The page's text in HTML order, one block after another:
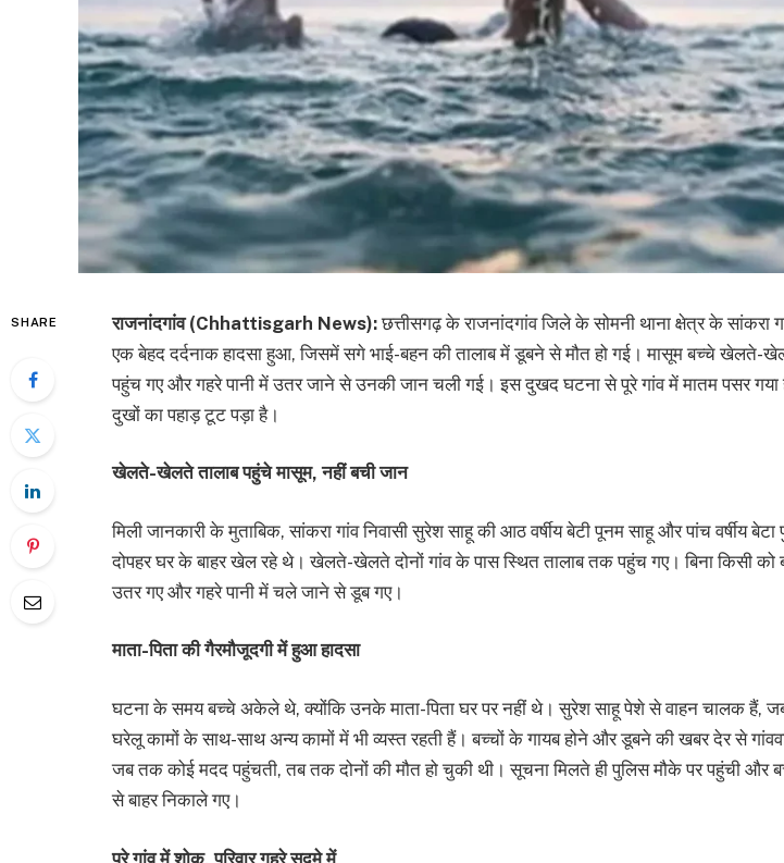
SHARE राजनांदगांव (Chhattisgarh News):छत्तीसगढ़ के राजनांदगांव जिले के सोमनी थाना क्षेत्र के सांकरा
एक बेहद दर्दनाक हादसा हुआ, जिसमें सगे भाई-बहन की तालाब में डूबने से मौत हो गई। मासूम बच्चे खेलते-
पहुंच गए और गहरे पानी में उतर जाने से उनकी जान चली गई। इस दुखद घटना से पूरे गांव में मातम पसर गया
दुखों का पहाड़ टूट पड़ा है।
खेलते-खेलते तालाब पहुंचे मासूम, नहीं बची जान
मिली जानकारी के मुताबिक, सांकरा गांव निवासी सुरेश साहू की आठ वर्षीय बेटी पूनम साहू और पांच वर्षीय बेटा
दोपहर घर के बाहर खेल रहे थे। खेलते-खेलते दोनों गांव के पास स्थित तालाब तक पहुंच गए। बिना किसी को
उतर गए और गहरे पानी में चले जाने से डूब गए।
माता-पिता की गैरमौजूदगी में हुआ हादसा
घटना के समय बच्चे अकेले थे, क्योंकि उनके माता-पिता घर पर नहीं थे। सुरेश साहू पेशे से वाहन चालक हैं,
घरेलू कामों के साथ-साथ अन्य कामों में भी व्यस्त रहती हैं। बच्चों के गायब होने और डूबने की खबर देर से
जब तक कोई मदद पहुंचती, तब तक दोनों की मौत हो चुकी थी। सूचना मिलते ही पुलिस मौके पर पहुंची और
से बाहर निकाले गए।
पूरे गांव में शोक, परिवार गहरे सदमे में